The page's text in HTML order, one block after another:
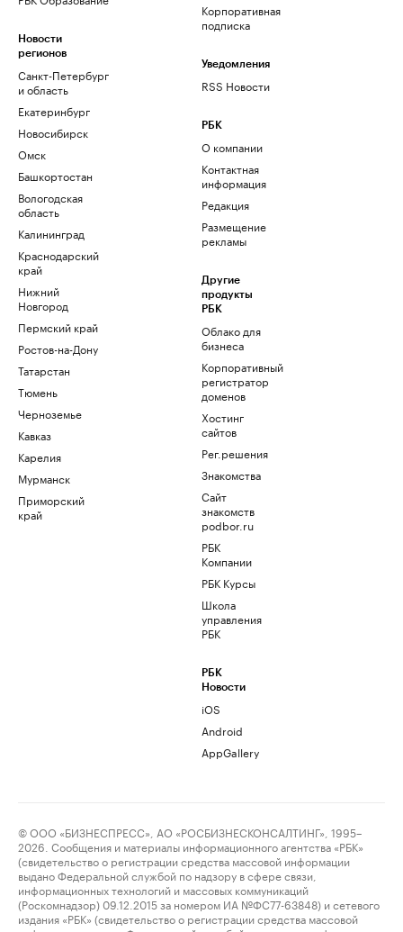
Новости
регионов
Санкт-Петербург
и область
Екатеринбург
Новосибирск
Омск
Башкортостан
Вологодская
область
Калининград
Краснодарский
край
Нижний
Новгород
Пермский край
Ростов-на-Дону
Татарстан
Тюмень
Черноземье
Кавказ
Карелия
Мурманск
Приморский
край
Корпоративная
подписка
Уведомления
RSS Новости
РБК
О компании
Контактная
информация
Редакция
Размещение
рекламы
Другие
продукты
РБК
Облако для
бизнеса
Корпоративный
регистратор
доменов
Хостинг
сайтов
Рег.решения
Знакомства
Сайт
знакомств
podbor.ru
РБК
Компании
РБК Курсы
Школа
управления
РБК
РБК
Новости
iOS
Android
AppGallery
© ООО «БИЗНЕСПРЕСС», АО «РОСБИЗНЕСКОНСАЛТИНГ», 1995–
2026. Сообщения и материалы информационного агентства «РБК»
(свидетельство о регистрации средства массовой информации
выдано Федеральной службой по надзору в сфере связи,
информационных технологий и массовых коммуникаций
(Роскомнадзор) 09.12.2015 за номером ИА №ФС77-63848) и сетевого
издания «РБК» (свидетельство о регистрации средства массовой